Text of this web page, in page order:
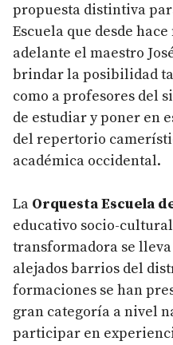
propuesta distintiva
Escuela que desde
adelante el maestro
brindar la posibilidad
como a profesores del
de estudiar y poner en
del repertorio
académica occidental.
La Orquesta Escuela
educativo socio-
transformadora se lleva
alejados barrios del
formaciones se han
gran categoría a nivel
participar en